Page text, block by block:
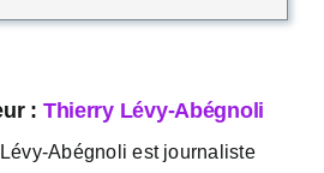
: Thierry Lévy-Abégnoli
Abégnoli est journaliste